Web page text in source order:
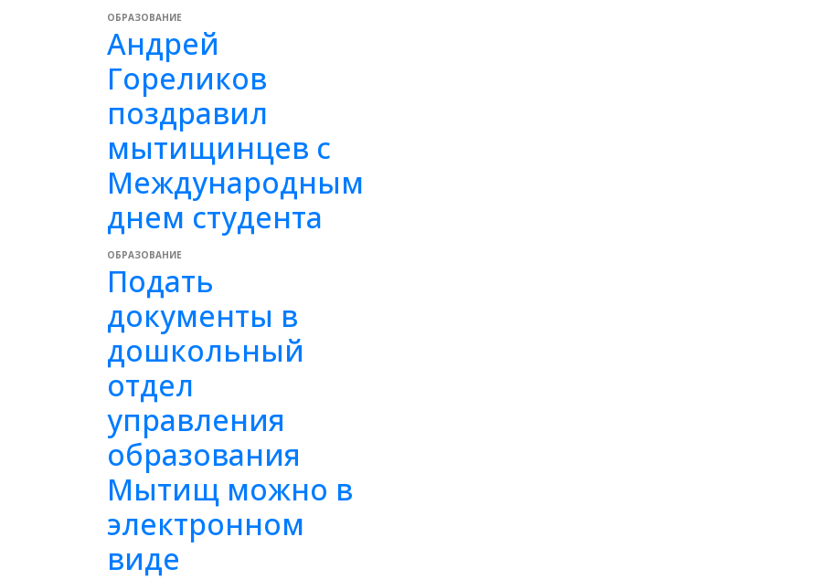
ОБРАЗОВАНИЕ
Андрей
Гореликов
поздравил
мытищинцев с
Международным
днем студента
ОБРАЗОВАНИЕ
Подать
документы в
дошкольный
отдел
управления
образования
Мытищ можно в
электронном
виде